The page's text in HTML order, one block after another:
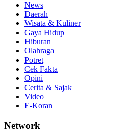
News
Daerah
Wisata & Kuliner
Gaya Hidup
Hiburan
Olahraga
Potret
Cek Fakta
Opini
Cerita & Sajak
Video
E-Koran
Network